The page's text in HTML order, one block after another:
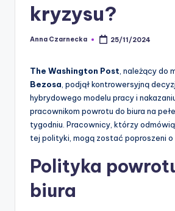
kryzysu?
Posted
Anna Czarnecka 25/11/2024
The Washington Post , należący do
Bezosa , podjął kontrowersyjną
hybrydowego modelu pracy i
pracownikom powrotu do biura na
tygodniu. Pracownicy, którzy
tej polityki, mogą zostać poproszeni o
Polityka
biura